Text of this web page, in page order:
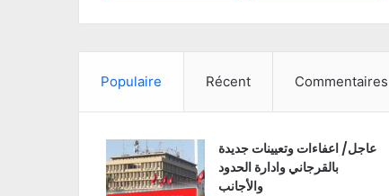
Populaire Récent Commentaires
عاجل/ اعفاءات وتعيينات جديدة
بالقرجاني وادارة الحدود
والأجانب